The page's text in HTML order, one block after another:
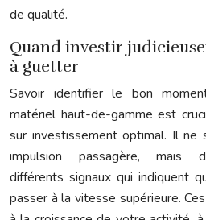
de qualité.
Quand investir
à guetter
Savoir identifier le bon
matériel haut-de-gamme est
sur investissement optimal. Il ne
impulsion passagère, mais
différents signaux qui indiquent
passer à la vitesse supérieure.